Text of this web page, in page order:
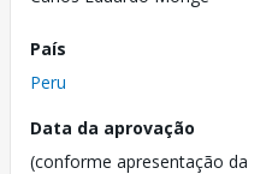
País
Peru
Data da aprovação
(conforme apresentação da